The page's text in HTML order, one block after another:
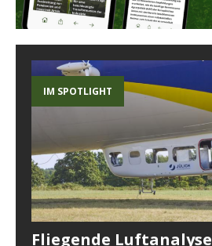
IM SPOTLIGHT
Fliegende Luftanalyse